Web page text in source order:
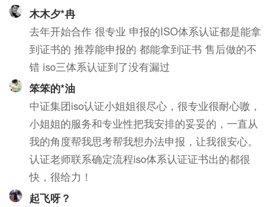
木木夕*冉
去年开始合作 很专业 申报的ISO体系认证都是能拿
到证书的 推荐能申报的 都能拿到证书 售后做的不
错 iso三体系认证到了没有漏过
笨笨的*油
中证集团iso认证小姐姐很尽心，很专业很耐心嗷，
小姐姐的服务和专业性把我安排的妥妥的，一直从
我的角度帮我思考帮我想办法申报，让我很安心。
认证老师联系确定流程iso体系认证证书出的都很
快，很给力！
起飞呀？